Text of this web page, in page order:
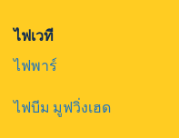
ไฟเวที
ไฟพาร์
ไฟบีม มูฟวิ่งเฮด